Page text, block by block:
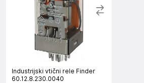
Industrijski vtični rele Finder
60.12.8.230.0040